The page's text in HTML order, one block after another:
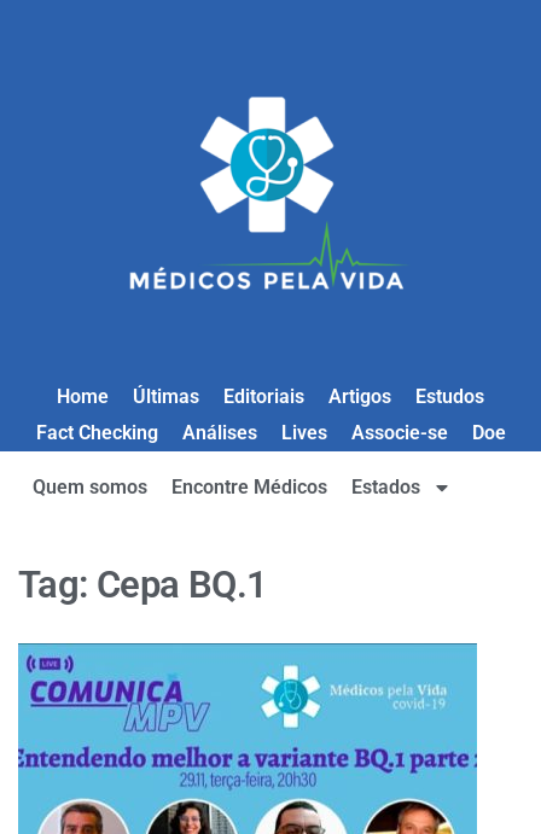
Home Últimas Editoriais Artigos
Estudos
Fact Checking
Análises Lives Associe-se Doe
Quem somos Encontre Médicos Estados
Tag: Cepa BQ.1